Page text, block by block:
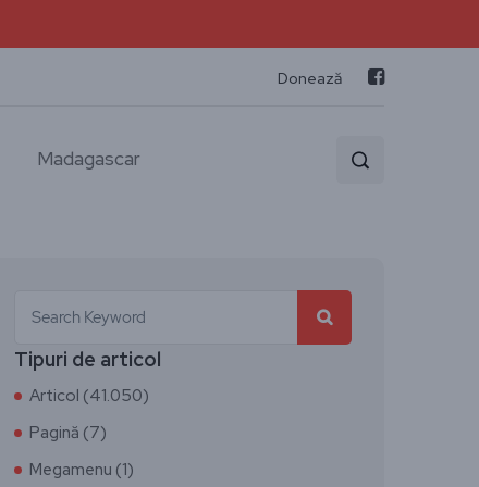
Donează
Madagascar
Tipuri de articol
Articol (41.050)
Pagină (7)
Megamenu (1)